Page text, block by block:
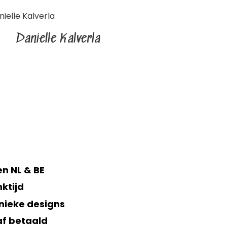
Danielle Kalverla
NL & BE
designs
betaald